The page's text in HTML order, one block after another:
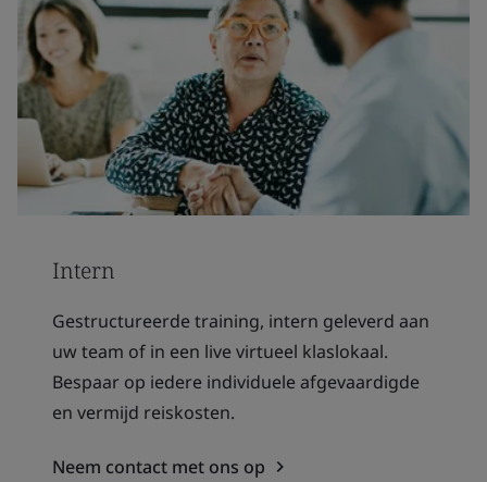
Intern
Gestructureerde training, intern geleverd aan
uw team of in een live virtueel klaslokaal.
Bespaar op iedere individuele afgevaardigde
en vermijd reiskosten.
Neem contact met ons op